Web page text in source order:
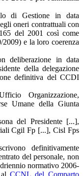
di Gestione in data
oneri contrattuali con
del 2001 così come
e la loro coerenza
deliberazione in data
della delegazione
definitiva del CCDI
Organizzazione,
Umane della Giunta
del Presidente [...],
Cgil Fp [...], Cisl Fps
definitivamente
del personale, non
normativo 2006-
alCCNL del Comparto